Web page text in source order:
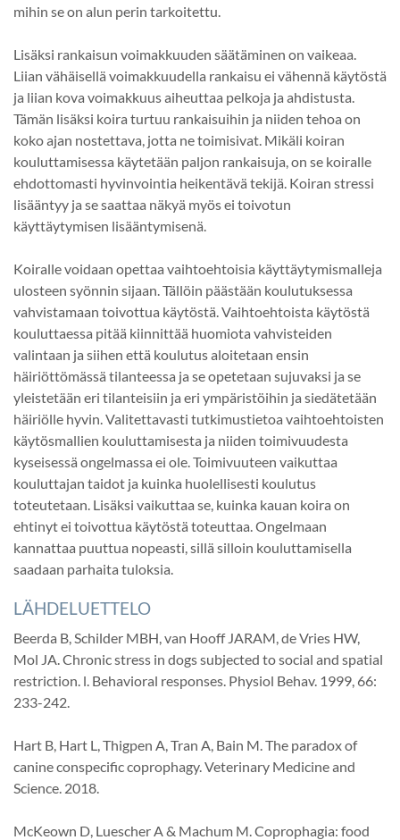
mihin se on alun perin tarkoitettu.
Lisäksi rankaisun voimakkuuden säätäminen on vaikeaa.
Liian vähäisellä voimakkuudella rankaisu ei vähennä käytöstä
ja liian kova voimakkuus aiheuttaa pelkoja ja ahdistusta.
Tämän lisäksi koira turtuu rankaisuihin ja niiden tehoa on
koko ajan nostettava, jotta ne toimisivat. Mikäli koiran
kouluttamisessa käytetään paljon rankaisuja, on se koiralle
ehdottomasti hyvinvointia heikentävä tekijä. Koiran stressi
lisääntyy ja se saattaa näkyä myös ei toivotun
käyttäytymisen lisääntymisenä.
Koiralle voidaan opettaa vaihtoehtoisia käyttäytymismalleja
ulosteen syönnin sijaan. Tällöin päästään koulutuksessa
vahvistamaan toivottua käytöstä. Vaihtoehtoista käytöstä
kouluttaessa pitää kiinnittää huomiota vahvisteiden
valintaan ja siihen että koulutus aloitetaan ensin
häiriöttömässä tilanteessa ja se opetetaan sujuvaksi ja se
yleistetään eri tilanteisiin ja eri ympäristöihin ja siedätetään
häiriölle hyvin. Valitettavasti tutkimustietoa vaihtoehtoisten
käytösmallien kouluttamisesta ja niiden toimivuudesta
kyseisessä ongelmassa ei ole. Toimivuuteen vaikuttaa
kouluttajan taidot ja kuinka huolellisesti koulutus
toteutetaan. Lisäksi vaikuttaa se, kuinka kauan koira on
ehtinyt ei toivottua käytöstä toteuttaa. Ongelmaan
kannattaa puuttua nopeasti, sillä silloin kouluttamisella
saadaan parhaita tuloksia.
LÄHDELUETTELO
Beerda B, Schilder MBH, van Hooff JARAM, de Vries HW,
Mol JA. Chronic stress in dogs subjected to social and spatial
restriction. l. Behavioral responses. Physiol Behav. 1999, 66:
233-242.
Hart B, Hart L, Thigpen A, Tran A, Bain M. The paradox of
canine conspecific coprophagy. Veterinary Medicine and
Science. 2018.
McKeown D, Luescher A & Machum M. Coprophagia: food